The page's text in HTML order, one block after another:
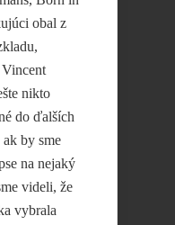
obal z
nikto
do ďalších
by sme
na nejaký
videli, že
vybrala